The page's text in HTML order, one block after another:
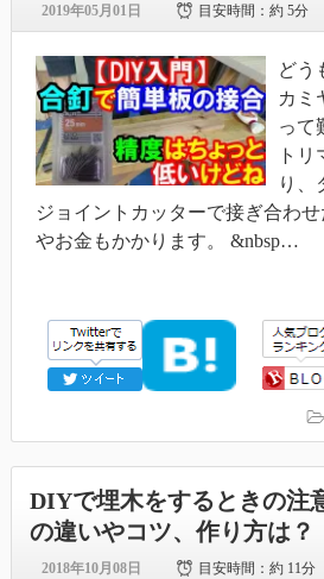
2019年05月01日 目安時間：約 5分
どう
カミ
って
ト
り、
ジョイントカッターで接ぎ合わ
やお金もかかります。 &nbsp…
DIYで埋木をするときの注
の違いやコツ、作り方は？
2018年10月08日 目安時間：約 11分